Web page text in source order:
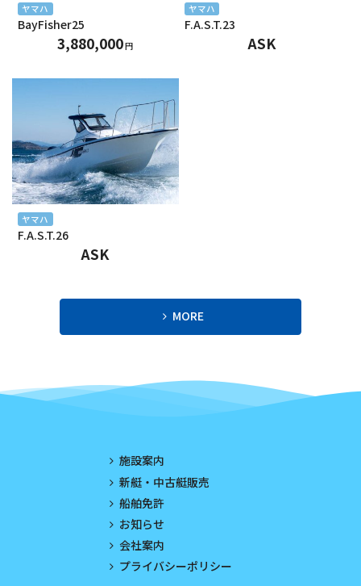
2024年5月
2024年4月
2024年2月
2024年1月
2023年12月
2023年11月
2023年10月
ヤマハ
BayFisher25
3,880,000円
ヤマハ
F.A.S.T.23
ASK
ヤマハ
F.A.S.T.26
ASK
MORE
施設案内
新艇・中古艇販売
船舶免許
お知らせ
会社案内
プライバシーポリシー